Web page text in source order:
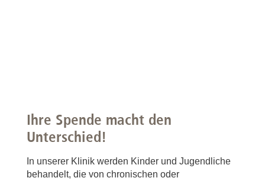
Ihre Spende macht den
Unterschied!
In unserer Klinik werden Kinder und Jugendliche
behandelt, die von chronischen oder